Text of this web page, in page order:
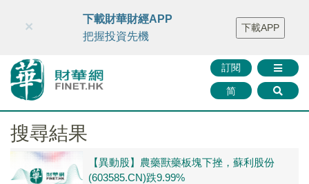
財華智庫網 FINTV FINMETA 財華證券 媒體矩陣
智庫沙龍
聯絡我們
訂閱
简
×
下載財華財經APP
把握投資先機
下載APP
搜尋結果
【異動股】農藥獸藥板塊下挫，蘇利股份
(603585.CN)跌9.99%